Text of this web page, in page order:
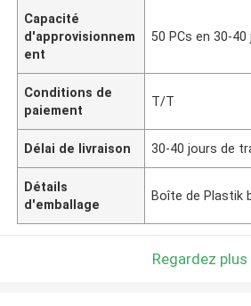
Capacité
d'approvisionnem
ent
50 PCs en 30-
Conditions de
paiement
T/T
Délai de livraison 30-40 jours de
Détails
d'emballage
Boîte de Plastik
Regardez plus